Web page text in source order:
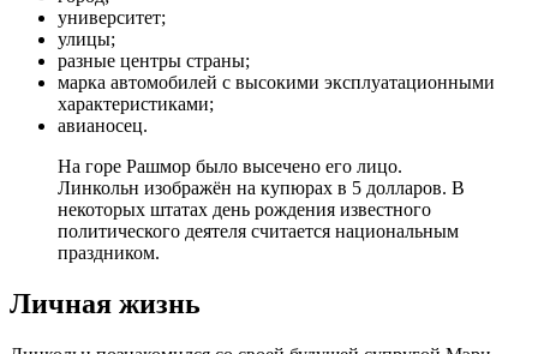
университет;
улицы;
разные центры страны;
марка автомобилей с высокими эксплуатационными
характеристиками;
авианосец.
На горе Рашмор было высечено его лицо.
Линкольн изображён на купюрах в 5 долларов. В
некоторых штатах день рождения известного
политического деятеля считается национальным
праздником.
Личная жизнь